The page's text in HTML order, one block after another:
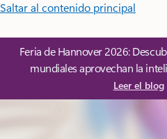
Saltar al contenido principal
Feria de Hannover 2026:
mundiales aprovechan la
Leer el blog